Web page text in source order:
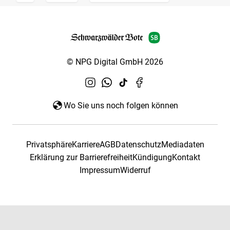
© NPG Digital GmbH 2026
Wo Sie uns noch folgen können
PrivatsphäreKarriereAGBDatenschutzMediadaten
Erklärung zur BarrierefreiheitKündigungKontakt
ImpressumWiderruf